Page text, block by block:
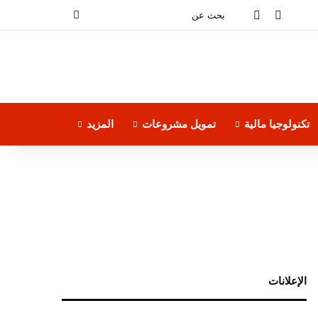
فيسبوك‫YouTube
تكنولوجيا مالية تمويل مشروعات المزيد
الإعلانات